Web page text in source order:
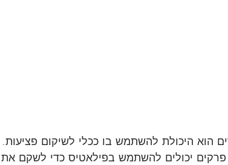
הוא היכולת להשתמש בו ככלי לשיקום פציעות.
יכולים להשתמש בפילאטיס כדי לשקם את